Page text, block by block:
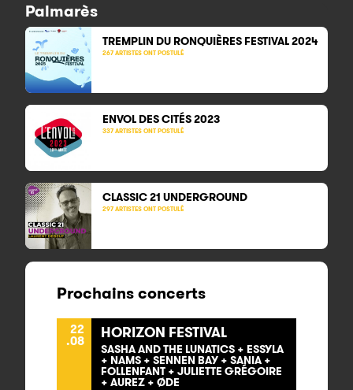
Palmarès
TREMPLIN DU RONQUIÈRES FESTIVAL 2024
267 ARTISTES ONT POSTULÉ
ENVOL DES CITÉS 2023
337 ARTISTES ONT POSTULÉ
CLASSIC 21 UNDERGROUND
297 ARTISTES ONT POSTULÉ
Prochains concerts
22
.08 HORIZON FESTIVAL
SASHA AND THE LUNATICS + ESSYLA
+ NAMS + SENNEN BAY + SANIA +
FOLLENFANT + JULIETTE GRÉGOIRE
+ AUREZ + ØDE